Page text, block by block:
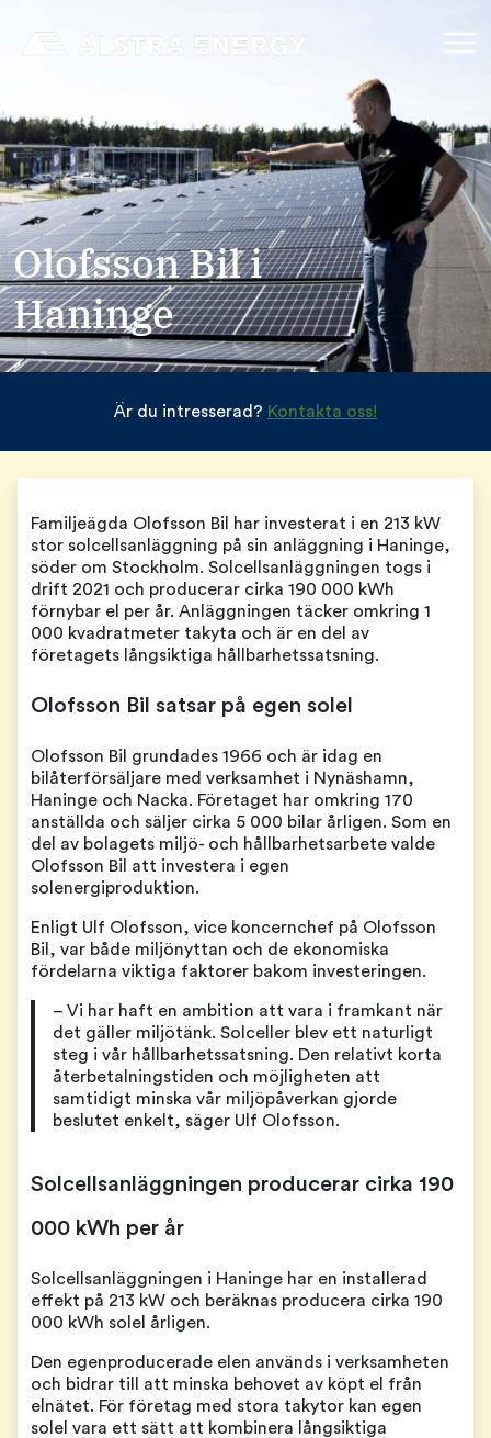
Olofsson Bil i
Haninge
Är du intresserad? Kontakta oss!
Familjeägda Olofsson Bil har investerat i en 213 kW
stor solcellsanläggning på sin anläggning i Haninge,
söder om Stockholm. Solcellsanläggningen togs i
drift 2021 och producerar cirka 190 000 kWh
förnybar el per år. Anläggningen täcker omkring 1
000 kvadratmeter takyta och är en del av
företagets långsiktiga hållbarhetssatsning.
Olofsson Bil satsar på egen solel
Olofsson Bil grundades 1966 och är idag en
bilåterförsäljare med verksamhet i Nynäshamn,
Haninge och Nacka. Företaget har omkring 170
anställda och säljer cirka 5 000 bilar årligen. Som en
del av bolagets miljö- och hållbarhetsarbete valde
Olofsson Bil att investera i egen
solenergiproduktion.
Enligt Ulf Olofsson, vice koncernchef på Olofsson
Bil, var både miljönyttan och de ekonomiska
fördelarna viktiga faktorer bakom investeringen.
– Vi har haft en ambition att vara i framkant när
det gäller miljötänk. Solceller blev ett naturligt
steg i vår hållbarhetssatsning. Den relativt korta
återbetalningstiden och möjligheten att
samtidigt minska vår miljöpåverkan gjorde
beslutet enkelt, säger Ulf Olofsson.
Solcellsanläggningen producerar cirka 190
000 kWh per år
Solcellsanläggningen i Haninge har en installerad
effekt på 213 kW och beräknas producera cirka 190
000 kWh solel årligen.
Den egenproducerade elen används i verksamheten
och bidrar till att minska behovet av köpt el från
elnätet. För företag med stora takytor kan egen
solel vara ett sätt att kombinera långsiktiga